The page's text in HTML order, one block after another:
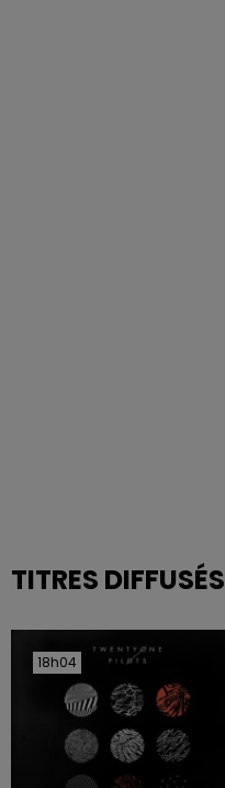
TITRES DIFFUSÉS
18h04
18h04